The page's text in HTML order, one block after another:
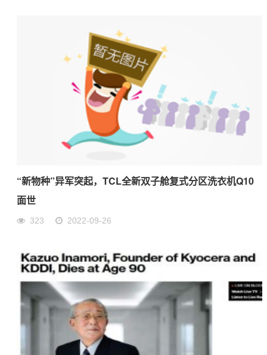
“新物种”异军突起，TCL全新双子舱复式分区洗衣机Q10
面世
323 2022-09-26